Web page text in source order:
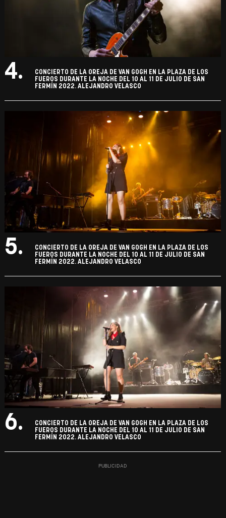
4.
CONCIERTO DE LA OREJA DE VAN GOGH EN LA PLAZA DE LOS
FUEROS DURANTE LA NOCHE DEL 10 AL 11 DE JULIO DE SAN
FERMÍN 2022. ALEJANDRO VELASCO
5.
CONCIERTO DE LA OREJA DE VAN GOGH EN LA PLAZA DE LOS
FUEROS DURANTE LA NOCHE DEL 10 AL 11 DE JULIO DE SAN
FERMÍN 2022. ALEJANDRO VELASCO
6.
CONCIERTO DE LA OREJA DE VAN GOGH EN LA PLAZA DE LOS
FUEROS DURANTE LA NOCHE DEL 10 AL 11 DE JULIO DE SAN
FERMÍN 2022. ALEJANDRO VELASCO